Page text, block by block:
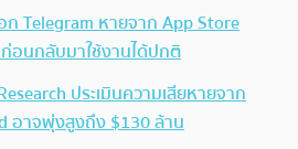
ก Telegram หายจาก App Store
อนกลับมาใช้งานได้ปกติ
ประเมินความเสียหายจาก
อาจพุ่งสูงถึง $130 ล้าน